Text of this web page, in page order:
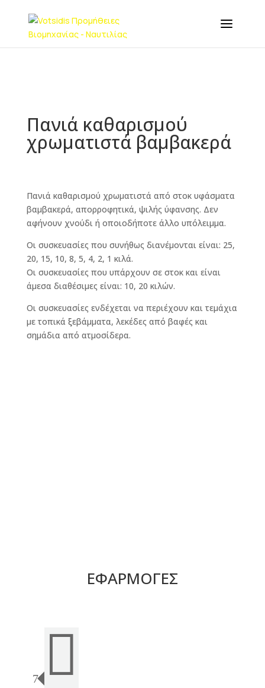
Πανιά καθαρισμού
χρωματιστά βαμβακερά
Πανιά καθαρισμού χρωματιστά από στοκ υφάσματα
βαμβακερά, απορροφητικά, ψιλής ύφανσης. Δεν
αφήνουν χνούδι ή οποιοδήποτε άλλο υπόλειμμα.
Οι συσκευασίες που συνήθως διανέμονται είναι: 25,
20, 15, 10, 8, 5, 4, 2, 1 κιλά.
Οι συσκευασίες που υπάρχουν σε στοκ και είναι
άμεσα διαθέσιμες είναι: 10, 20 κιλών.
Οι συσκευασίες ενδέχεται να περιέχουν και τεμάχια
με τοπικά ξεβάμματα, λεκέδες από βαφές και
σημάδια από ατμοσίδερα.
ΕΦΑΡΜΟΓΕΣ
